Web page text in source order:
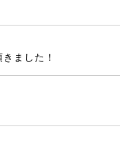
ました！